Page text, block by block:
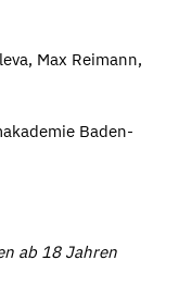
Max Reimann,
Baden-
ab 18 Jahren